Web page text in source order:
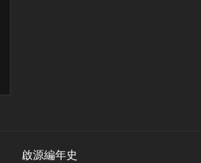
啟源編年史